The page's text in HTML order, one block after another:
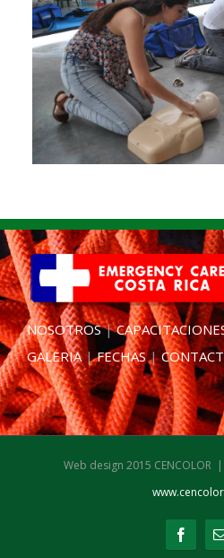
NOSOTROS|
GALERIA|FECHAS|
Web design 2015 CENCOLOR